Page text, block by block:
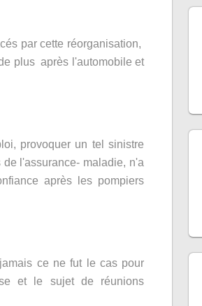
par cette réorganisation,
plus après l'automobile et
provoquer un tel sinistre
l'assurance- maladie, n'a
après les pompiers
ce ne fut le cas pour
et le sujet de réunions